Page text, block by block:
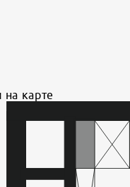
на карте